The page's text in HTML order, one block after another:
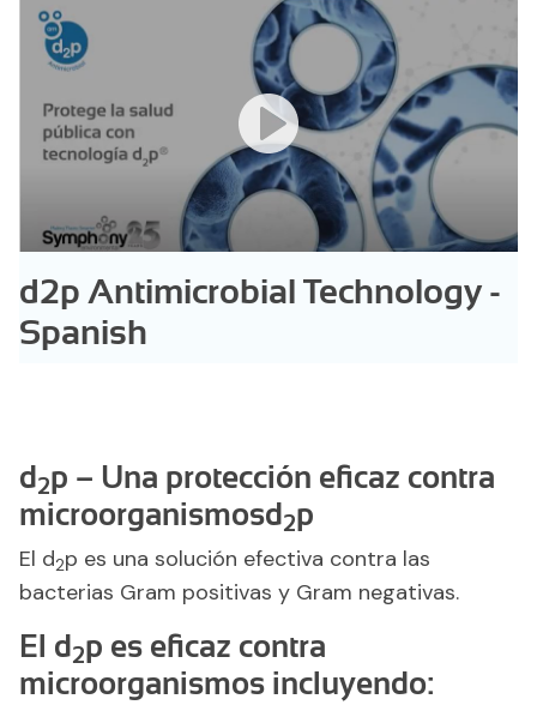
d2p Antimicrobial Technology -
Spanish
d 2p – Una protección eficaz contra
microorganismosd 2p
El d2p es una solución efectiva contra las
bacterias Gram positivas y Gram negativas.
El d 2p es eficaz contra
microorganismos incluyendo: